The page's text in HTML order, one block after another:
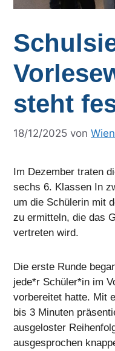
steht
18/12/2025 von
Im Dezember traten
sechs 6. Klassen In
um die Schülerin mit
zu ermitteln, die das
vertreten wird.
Die erste Runde
jede*r Schüler*in im
vorbereitet hatte. Mit
bis 3 Minuten
ausgeloster
ausgesprochen